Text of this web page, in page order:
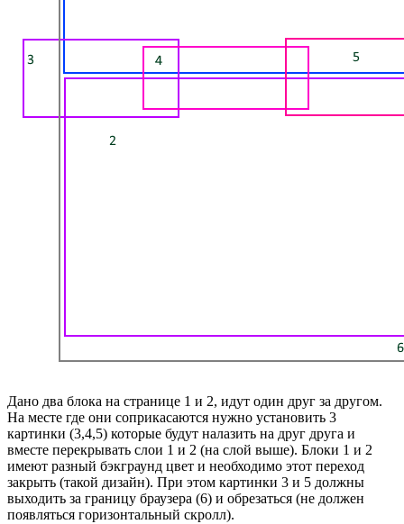
Дано два блока на странице 1 и 2, идут один друг за другом.
На месте где они соприкасаются нужно установить 3
картинки (3,4,5) которые будут налазить на друг друга и
вместе перекрывать слои 1 и 2 (на слой выше). Блоки 1 и 2
имеют разный бэкграунд цвет и необходимо этот переход
закрыть (такой дизайн). При этом картинки 3 и 5 должны
выходить за границу браузера (6) и обрезаться (не должен
появляться горизонтальный скролл).